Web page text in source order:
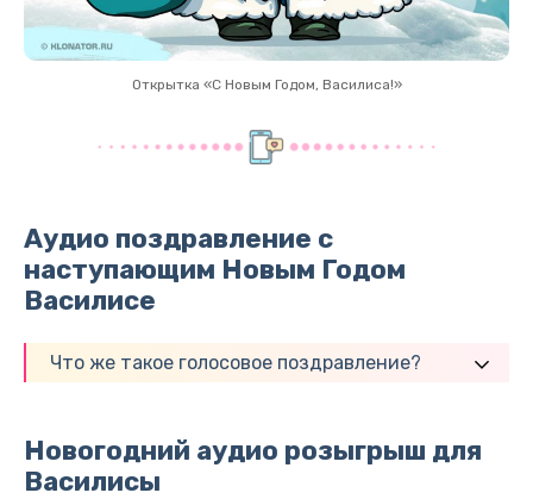
Открытка «С Новым Годом, Василиса!»
Аудио поздравление с
наступающим Новым Годом
Василисе
Что же такое голосовое поздравление?
Новогодний аудио розыгрыш для
Василисы